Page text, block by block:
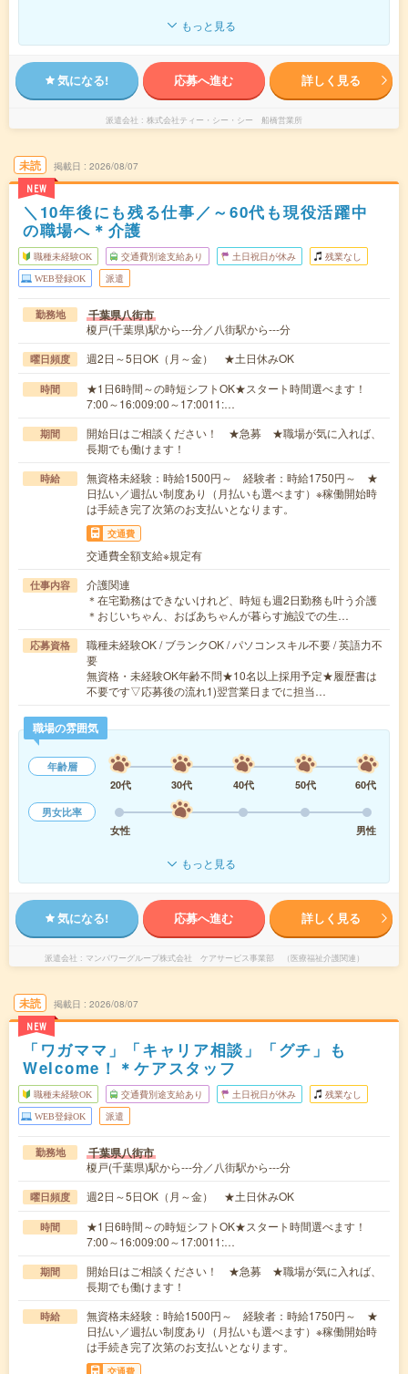
もっと見る
気になる! 応募へ進む 詳しく見る
派遣会社 株式会社ティー・シー・シー 船橋営業所
未読
NEW
掲載日 2026/08/07
＼10年後にも残る仕事／～60代も現役活躍中
の職場へ＊介護
職種未経験OK 交通費別途支給あり 土日祝日が休み 残業なし
WEB登録OK 派遣
勤務地 千葉県八街市
榎戸(千葉県)駅から---分／八街駅から---分
曜日頻度 週2日～5日OK（月～金） ★土日休みOK
時間
★1日6時間～の時短シフトOK★スタート時間選べます！
7:00～16:009:00～17:0011:…
期間
開始日はご相談ください！ ★急募 ★職場が気に入れば、
長期でも働けます！
時給
無資格未経験：時給1500円～ 経験者：時給1750円～ ★
日払い／週払い制度あり（月払いも選べます）※稼働開始時
は手続き完了次第のお支払いとなります。
交通費
交通費全額支給※規定有
仕事内容
介護関連
＊在宅勤務はできないけれど、時短も週2日勤務も叶う介護
＊おじいちゃん、おばあちゃんが暮らす施設での生…
応募資格
職種未経験OK / ブランクOK / パソコンスキル不要 / 英語力不
要
無資格・未経験OK年齢不問★10名以上採用予定★履歴書は
不要です▽応募後の流れ1)翌営業日までに担当…
職場の雰囲気
年齢層
20代
30代 40代 50代
60代
男女比率
女性
男性
もっと見る
気になる! 応募へ進む 詳しく見る
派遣会社 マンパワーグループ株式会社 ケアサービス事業部 （医療福祉介護関連）
未読
NEW
掲載日 2026/08/07
「ワガママ」「キャリア相談」「グチ」も
Welcome！＊ケアスタッフ
職種未経験OK 交通費別途支給あり 土日祝日が休み 残業なし
WEB登録OK 派遣
勤務地 千葉県八街市
榎戸(千葉県)駅から---分／八街駅から---分
曜日頻度 週2日～5日OK（月～金） ★土日休みOK
時間
★1日6時間～の時短シフトOK★スタート時間選べます！
7:00～16:009:00～17:0011:…
期間
開始日はご相談ください！ ★急募 ★職場が気に入れば、
長期でも働けます！
時給
無資格未経験：時給1500円～ 経験者：時給1750円～ ★
日払い／週払い制度あり（月払いも選べます）※稼働開始時
は手続き完了次第のお支払いとなります。